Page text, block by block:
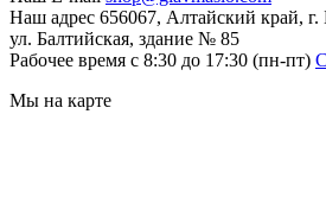
Наш адрес 656067, Алтайский край, г.
ул. Балтийская, здание № 85
Рабочее время с 8:30 до 17:30 (пн-пт)
Мы на карте